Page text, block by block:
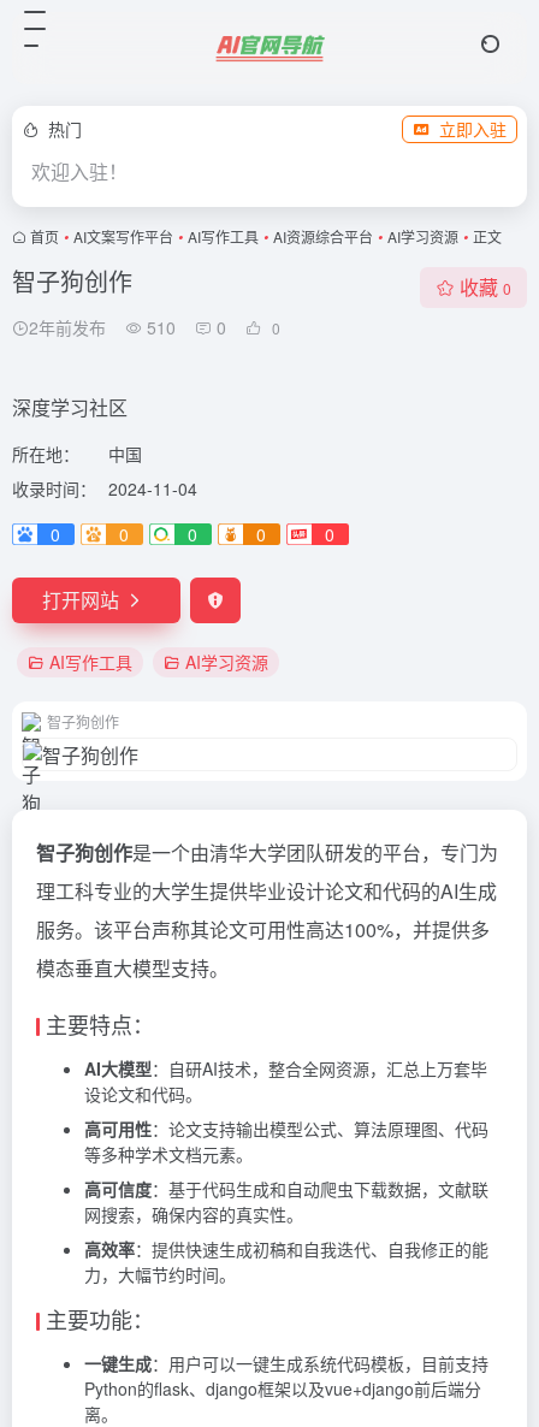
热门 立即入驻
欢迎入驻！
首页 • AI文案写作平台 • AI写作工具 • AI资源综合平台 • AI学习资源 • 正文
智子狗创作
2年前发布 510 0 0
收藏 0
深度学习社区
所在地：
中国
收录时间：
2024-11-04
0
0 0 0 0
打开网站
AI写作工具 AI学习资源
智子狗创作
智子狗创作是一个由清华大学团队研发的平台，专门为
理工科专业的大学生提供毕业设计论文和代码的AI生成
服务。该平台声称其论文可用性高达100%，并提供多
模态垂直大模型支持。
主要特点：
AI大模型：自研AI技术，整合全网资源，汇总上万套毕
设论文和代码。
高可用性：论文支持输出模型公式、算法原理图、代码
等多种学术文档元素。
高可信度：基于代码生成和自动爬虫下载数据，文献联
网搜索，确保内容的真实性。
高效率：提供快速生成初稿和自我迭代、自我修正的能
力，大幅节约时间。
主要功能：
一键生成：用户可以一键生成系统代码模板，目前支持
Python的flask、django框架以及vue+django前后端分
离。